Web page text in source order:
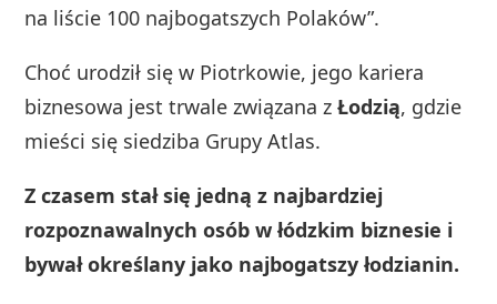
na liście 100 najbogatszych Polaków”.
Choć urodził się w Piotrkowie, jego kariera
biznesowa jest trwale związana zŁodzią, gdzie
mieści się siedziba Grupy Atlas.
Z czasem stał się jedną z najbardziej
rozpoznawalnych osób w łódzkim biznesie i
bywał określany jako najbogatszy łodzianin.